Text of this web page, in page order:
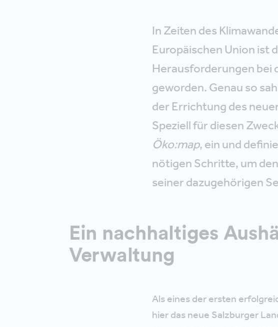
In Zeiten des
Europäischen Union ist
Herausforderungen bei
geworden. Genau so
der Errichtung des
Speziell für diesen
Öko:map, ein und
nötigen Schritte, um
seiner dazugehörigen
Ein nachhaltiges
Verwaltung
Als eines der ersten
hier das neue Salzburger